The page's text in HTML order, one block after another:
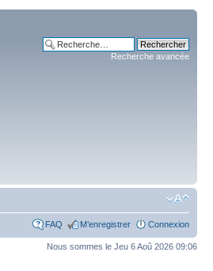
Recherche avancée
FAQ M’enregistrer Connexion
Nous sommes le Jeu 6 Aoû 2026 09:06